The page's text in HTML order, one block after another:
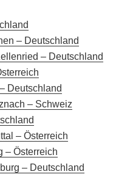
– Deutschland
– Deutschland
Deutschland
– Schweiz
– Österreich
– Österreich
– Deutschland